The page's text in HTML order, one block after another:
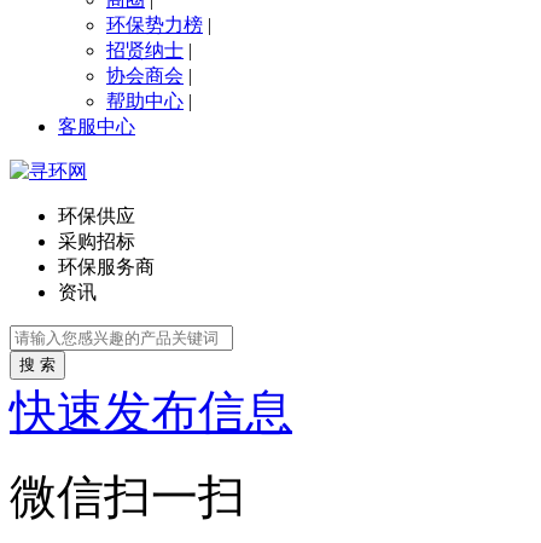
环保势力榜 |
招贤纳士 |
协会商会 |
帮助中心 |
客服中心
环保供应
采购招标
环保服务商
资讯
搜 索
快速发布信息
微信扫一扫